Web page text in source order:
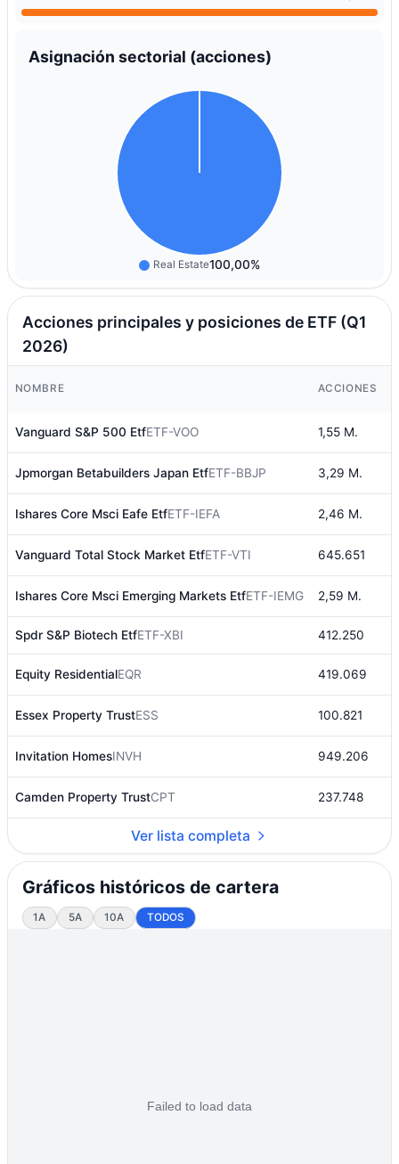
Asignación sectorial (acciones)
Real Estate100,00%
Acciones principales y posiciones de ETF (Q1
2026)
NOMBRE ACCIONES
Vanguard S&P 500 EtfETF-VOO 1,55 M.
Jpmorgan Betabuilders Japan EtfETF-BBJP 3,29 M.
Ishares Core Msci Eafe EtfETF-IEFA 2,46 M.
Vanguard Total Stock Market EtfETF-VTI 645.651
Ishares Core Msci Emerging Markets EtfETF-IEMG 2,59 M.
Spdr S&P Biotech EtfETF-XBI 412.250
Equity ResidentialEQR 419.069
Essex Property TrustESS 100.821
Invitation HomesINVH 949.206
Camden Property TrustCPT 237.748
Ver lista completa
Gráficos históricos de cartera
1A 5A 10A TODOS